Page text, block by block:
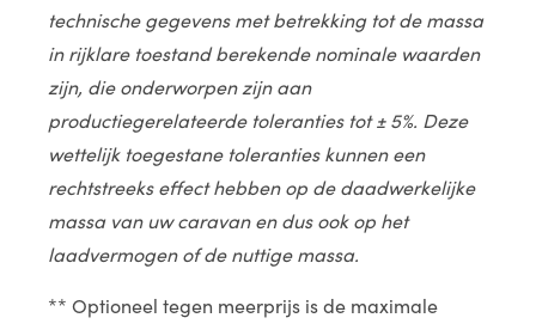
technische gegevens met betrekking tot de massa
in rijklare toestand berekende nominale waarden
zijn, die onderworpen zijn aan
productiegerelateerde toleranties tot ± 5%. Deze
wettelijk toegestane toleranties kunnen een
rechtstreeks effect hebben op de daadwerkelijke
massa van uw caravan en dus ook op het
laadvermogen of de nuttige massa.
** Optioneel tegen meerprijs is de maximale